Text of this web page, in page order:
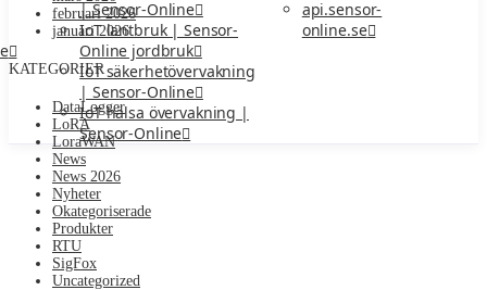
| Sensor-Online
IoT lantbruk | Sensor-
Online jordbruk
IoT säkerhetövervakning
| Sensor-Online
IoT hälsa övervakning |
Sensor-Online
api.sensor-
online.se
februari 2026
januari 2026
KATEGORIER
DataLogger
LoRA
LoraWAN
News
News 2026
Nyheter
Okategoriserade
Produkter
RTU
SigFox
Uncategorized